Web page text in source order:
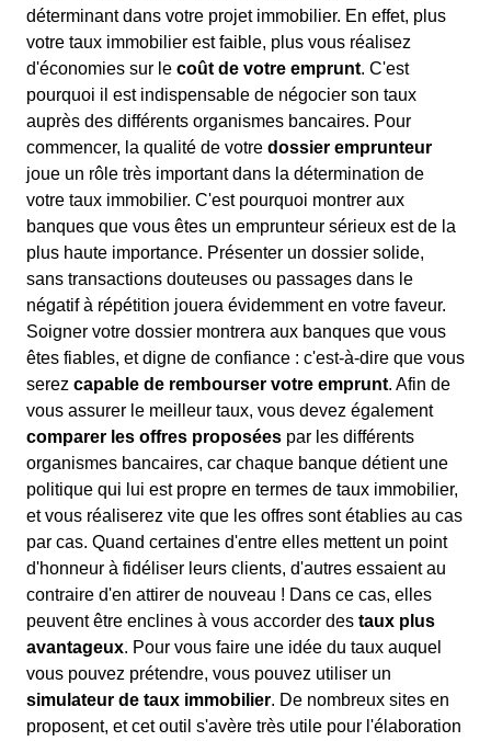
déterminant dans votre projet immobilier. En effet, plus
votre taux immobilier est faible, plus vous réalisez
d'économies sur le coût de votre emprunt. C'est
pourquoi il est indispensable de négocier son taux
auprès des différents organismes bancaires. Pour
commencer, la qualité de votre dossier emprunteur
joue un rôle très important dans la détermination de
votre taux immobilier. C'est pourquoi montrer aux
banques que vous êtes un emprunteur sérieux est de la
plus haute importance. Présenter un dossier solide,
sans transactions douteuses ou passages dans le
négatif à répétition jouera évidemment en votre faveur.
Soigner votre dossier montrera aux banques que vous
êtes fiables, et digne de confiance : c'est-à-dire que vous
serez capable de rembourser votre emprunt. Afin de
vous assurer le meilleur taux, vous devez également
comparer les offres proposées par les différents
organismes bancaires, car chaque banque détient une
politique qui lui est propre en termes de taux immobilier,
et vous réaliserez vite que les offres sont établies au cas
par cas. Quand certaines d'entre elles mettent un point
d'honneur à fidéliser leurs clients, d'autres essaient au
contraire d'en attirer de nouveau ! Dans ce cas, elles
peuvent être enclines à vous accorder des taux plus
avantageux. Pour vous faire une idée du taux auquel
vous pouvez prétendre, vous pouvez utiliser un
simulateur de taux immobilier. De nombreux sites en
proposent, et cet outil s'avère très utile pour l'élaboration